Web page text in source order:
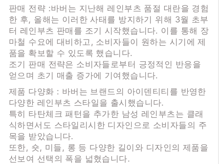
판매 전략 :바버는 지난해 레인부츠 품절 대란을 경험
한 후, 올해는 이러한 사태를 방지하기 위해 3월 초부
터 레인부츠 판매를 조기 시작했습니다. 이를 통해 장
마철 수요에 대비하고, 소비자들이 원하는 시기에 제
품을 확보할 수 있도록 했습니다.
조기 판매 전략은 소비자들로부터 긍정적인 반응을
얻으며 초기 매출 증가에 기여했습니다.
제품 다양화 : 바버는 브랜드의 아이덴티티를 반영한
다양한 레인부츠 스타일을 출시했습니다.
특히 타탄체크 패턴을 추가한 남성 레인부츠는 클래
식하면서도 스타일리시한 디자인으로 소비자들의 주
목을 받았습니다.
또한, 숏, 미들, 롱 등 다양한 길이와 디자인의 제품을
선보여 선택의 폭을 넓혔습니다.